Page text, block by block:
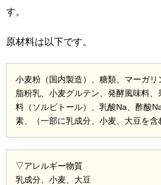
す。
原材料は以下です。
小麦粉（国内製造）、糖類、マーガ
脂粉乳、小麦グルテン、発酵風味料
料（ソルビトール）、乳酸Na、酢酸
素、（一部に乳成分、小麦、大豆を含
▽アレルギー物質
乳成分、小麦、大豆